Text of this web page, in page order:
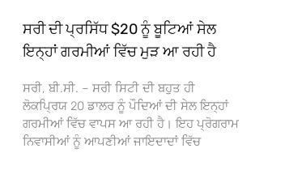
ਸਰੀ ਦੀ ਪ੍ਰਸਿੱਧ $20 ਨੂੰ ਬੂਟਿਆਂ ਸੇਲ
ਇਨ੍ਹਾਂ ਗਰਮੀਆਂ ਵਿੱਚ ਮੁੜ ਆ ਰਹੀ ਹੈ
ਸਰੀ, ਬੀ.ਸੀ. – ਸਰੀ ਸਿਟੀ ਦੀ ਬਹੁਤ ਹੀ
ਲੋਕਪ੍ਰਿਯ 20 ਡਾਲਰ ਨੂੰ ਪੌਦਿਆਂ ਦੀ ਸੇਲ ਇਨ੍ਹਾਂ
ਗਰਮੀਆਂ ਵਿੱਚ ਵਾਪਸ ਆ ਰਹੀ ਹੈ। ਇਹ ਪ੍ਰੋਗਰਾਮ
ਨਿਵਾਸੀਆਂ ਨੂੰ ਆਪਣੀਆਂ ਜਾਇਦਾਦਾਂ ਵਿੱਚ